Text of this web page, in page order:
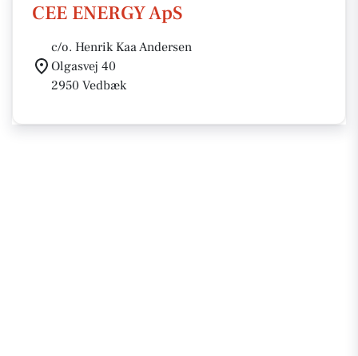
CEE ENERGY ApS
c/o. Henrik Kaa Andersen
Olgasvej 40
2950 Vedbæk